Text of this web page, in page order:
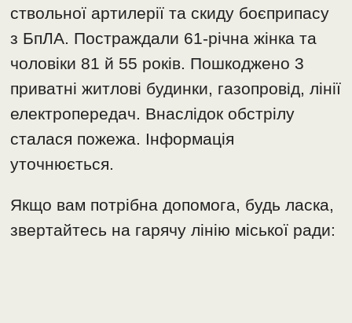
ствольної артилерії та скиду боєприпасу
з БпЛА. Постраждали 61-річна жінка та
чоловіки 81 й 55 років. Пошкоджено 3
приватні житлові будинки, газопровід, лінії
електропередач. Внаслідок обстрілу
сталася пожежа. Інформація
уточнюється.
Якщо вам потрібна допомога, будь ласка,
звертайтесь на гарячу лінію міської ради: